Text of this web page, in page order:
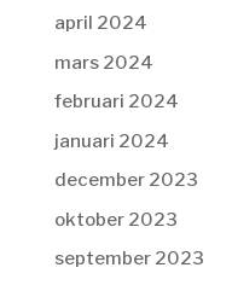
april 2024
mars 2024
februari 2024
januari 2024
december 2023
oktober 2023
september 2023